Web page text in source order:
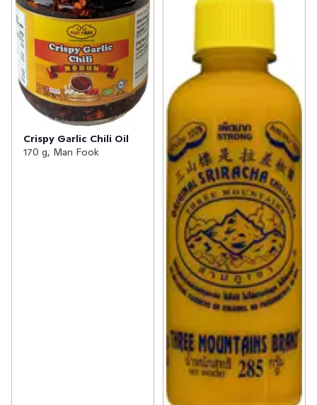
Crispy Garlic Chili Oil
170 g, Man Fook